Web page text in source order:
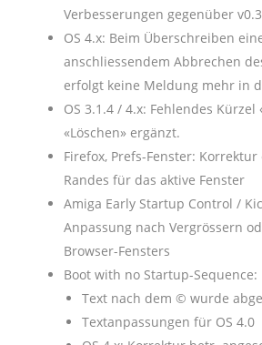
Verbesserungen gegenüber
OS 4.x: Beim Überschreiben
anschliessendem Abbrechen
erfolgt keine Meldung mehr in
OS 3.1.4 / 4.x: Fehlendes Kürzel
«Löschen» ergänzt.
Firefox, Prefs-Fenster:
Randes für das aktive Fenster
Amiga Early Startup Control /
Anpassung nach Vergrössern
Browser-Fensters
Boot with no Startup-Sequence:
Text nach dem © wurde
Textanpassungen für OS 4.0